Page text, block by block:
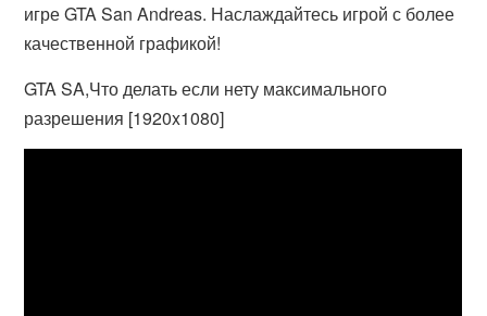
игре GTA San Andreas. Наслаждайтесь игрой с более
качественной графикой!
GTA SA,Что делать если нету максимального
разрешения [1920x1080]